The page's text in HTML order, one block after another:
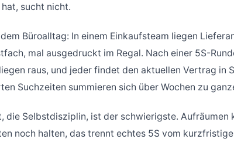
sucht nicht.
dem Büroalltag: In einem Einkaufsteam liegen
mal ausgedruckt im Regal. Nach einer 5S-
raus, und jeder findet den aktuellen Vertrag in
Suchzeiten summieren sich über Wochen zu
die Selbstdisziplin, ist der schwierigste. Aufräumen
noch halten, das trennt echtes 5S vom